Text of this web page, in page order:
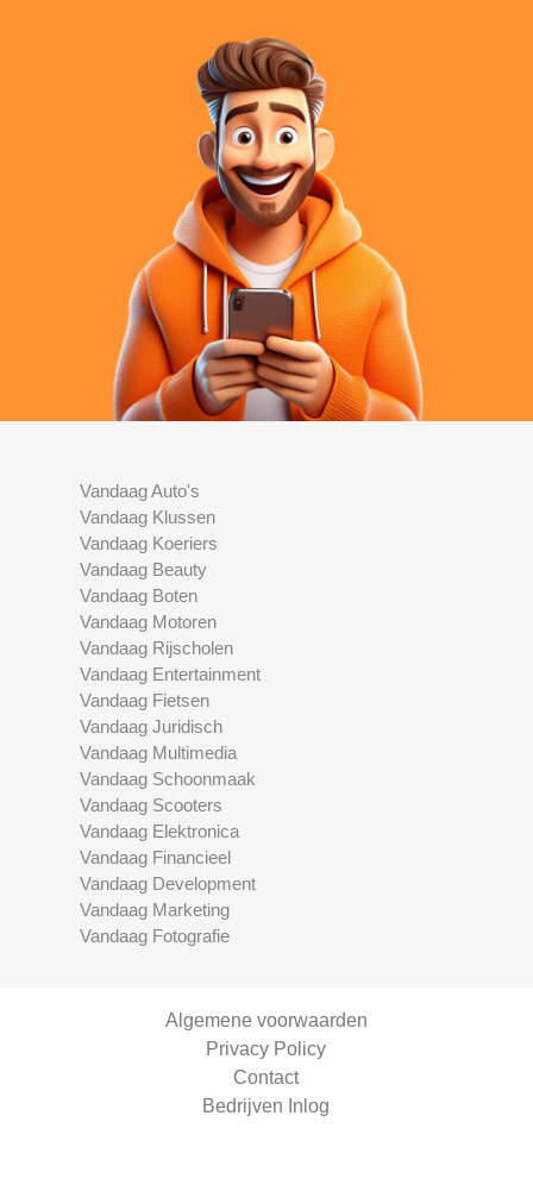
Vandaag Auto's
Vandaag Klussen
Vandaag Koeriers
Vandaag Beauty
Vandaag Boten
Vandaag Motoren
Vandaag Rijscholen
Vandaag Entertainment
Vandaag Fietsen
Vandaag Juridisch
Vandaag Multimedia
Vandaag Schoonmaak
Vandaag Scooters
Vandaag Elektronica
Vandaag Financieel
Vandaag Development
Vandaag Marketing
Vandaag Fotografie
Algemene voorwaarden
Privacy Policy
Contact
Bedrijven Inlog